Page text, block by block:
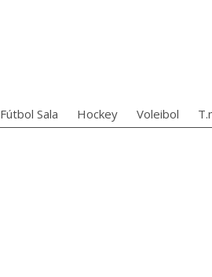
Fútbol Sala Hockey Voleibol